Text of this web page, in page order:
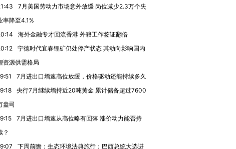
进第四届链博
智科技“链”接产
有意思的生活方式·第三对
住三大增长引擎是什么？
7月美国劳动力市场意外放缓 岗位减少2.3万个失
率降至4.1%
海外金融专才回流香港 外籍工作签证翻倍
宁德时代宜春锂矿仍处停产状态 其动向影响国内
资源供需格局
7月进出口增速高位放缓，价格驱动还能持续多久
央行7月继续增持近20吨黄金 累计储备超过7600
盎司
7月进出口增速从高位略有回落 涨价动力能否持
？
下周前瞻：生态环境法典施行；巴西总统大选进